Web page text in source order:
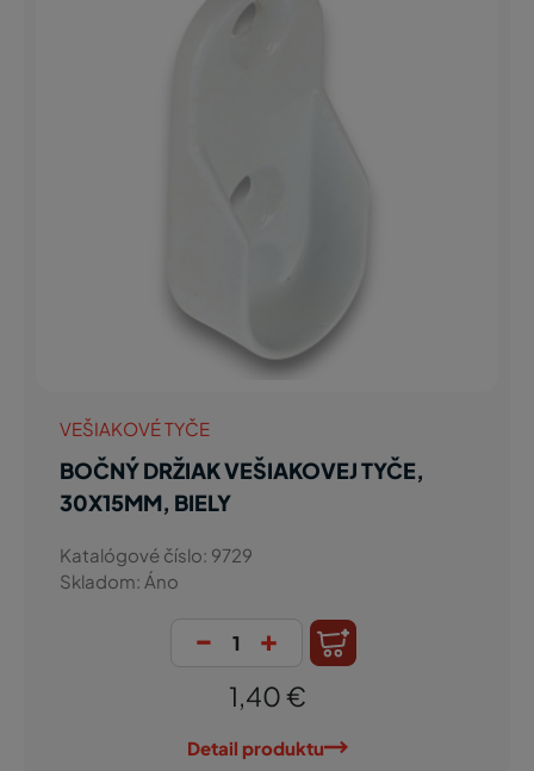
VEŠIAKOVÉ TYČE
BOČNÝ DRŽIAK VEŠIAKOVEJ TYČE,
30X15MM, BIELY
Katalógové číslo: 9729
Skladom: Áno
- +
1,40 €
Detail produktu